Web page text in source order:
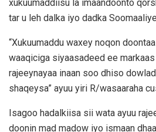
xukuumaddiisu la imaandoonto
tar u leh dalka iyo dadka
“Xukuumaddu waxey noqon
waaqiciga siyaasadeed ee
rajeeynayaa inaan soo dhiso
shaqeysa” ayuu yiri R/wasaaraha
Isagoo hadalkiisa sii wata ayuu
doonin mad madow iyo ismaan